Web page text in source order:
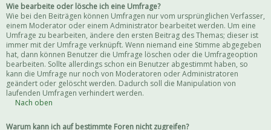
Wie bearbeite oder lösche ich eine Umfrage?
Wie bei den Beiträgen können Umfragen nur vom ursprünglichen Verfasser,
einem Moderator oder einem Administrator bearbeitet werden. Um eine
Umfrage zu bearbeiten, ändere den ersten Beitrag des Themas; dieser ist
immer mit der Umfrage verknüpft. Wenn niemand eine Stimme abgegeben
hat, dann können Benutzer die Umfrage löschen oder die Umfrageoption
bearbeiten. Sollte allerdings schon ein Benutzer abgestimmt haben, so
kann die Umfrage nur noch von Moderatoren oder Administratoren
geändert oder gelöscht werden. Dadurch soll die Manipulation von
laufenden Umfragen verhindert werden.
Nach oben
Warum kann ich auf bestimmte Foren nicht zugreifen?